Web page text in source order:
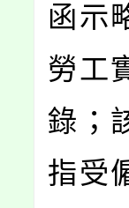
函示
勞工
錄；
指受